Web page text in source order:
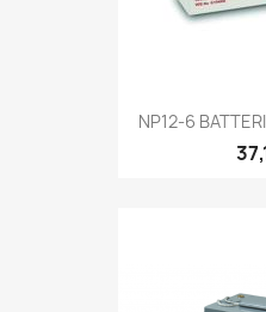
NP12-6